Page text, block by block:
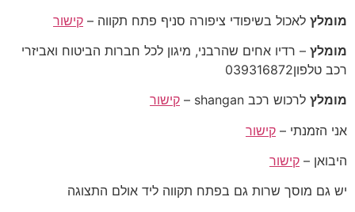
מומלץ לאכול בשיפודי ציפורה סניף פתח תקווה – קישור
מומלץ – רדיו אחים שהרבני, מיגון לכל חברות הביטוח ואביזרי
רכב טלפון039316872
מומלץ לרכוש רכב shangan –
קישור
אני הזמנתי – קישור
היבואן – קישור
יש גם מוסך שרות גם בפתח תקווה ליד אולם התצוגה